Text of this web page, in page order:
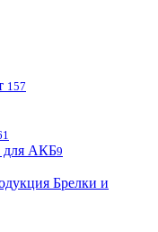
157
для АКБ9
Брелки и